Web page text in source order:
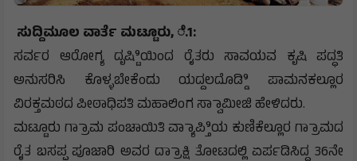
ಸುದ್ದಿಮೂಲ ವಾರ್ತೆ ಮಟ್ಟೂರು, ೆ.1:
ಸರ್ವರ ಆರೋಗ್ಯ ದೃಷ್ಟಿಿಯಿಂದ ರೈತರು ಸಾವಯವ ಕೃಷಿ ಪದ್ಧತಿ
ಅನುಸರಿಸಿ ಕೊಳ್ಳಬೇಕೆಂದು ಯದ್ದಲದೊಡ್ಡಿಿ ಪಾಮನಕಲ್ಲೂರ
ವಿರಕ್ತಮಠದ ಪೀಠಾಧಿಪತಿ ಮಹಾಲಿಂಗ ಸ್ವಾಾಮೀಜಿ ಹೇಳಿದರು.
ಮಟ್ಟೂರು ಗ್ರಾಾಮ ಪಂಚಾಯಿತಿ ವ್ಯಾಾಪ್ತಿಿಯ ಕುಣಿಕೆಲ್ಲೂರ ಗ್ರಾಾಮದ
ರೈತ ಬಸಪ್ಪ ಪೂಜಾರಿ ಅವರ ದ್ರಾಾಕ್ಷಿ ತೋಟದಲ್ಲಿ ಏರ್ಪಡಿಸಿದ್ದ 36ನೇ